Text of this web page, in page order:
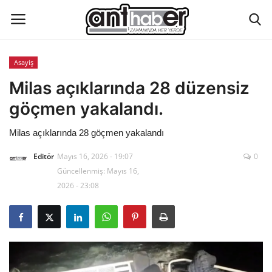
Künye
Eğitim
Hakkımızda
İletişim
Çevre
Asayiş
Milas açıklarında 28 düzensiz
göçmen yakalandı.
Milas açıklarında 28 göçmen yakalandı
Editör Mayıs 16, 2026 - 19:07
Güncellenmiş: Mayıs 16,
2026 - 23:08
0